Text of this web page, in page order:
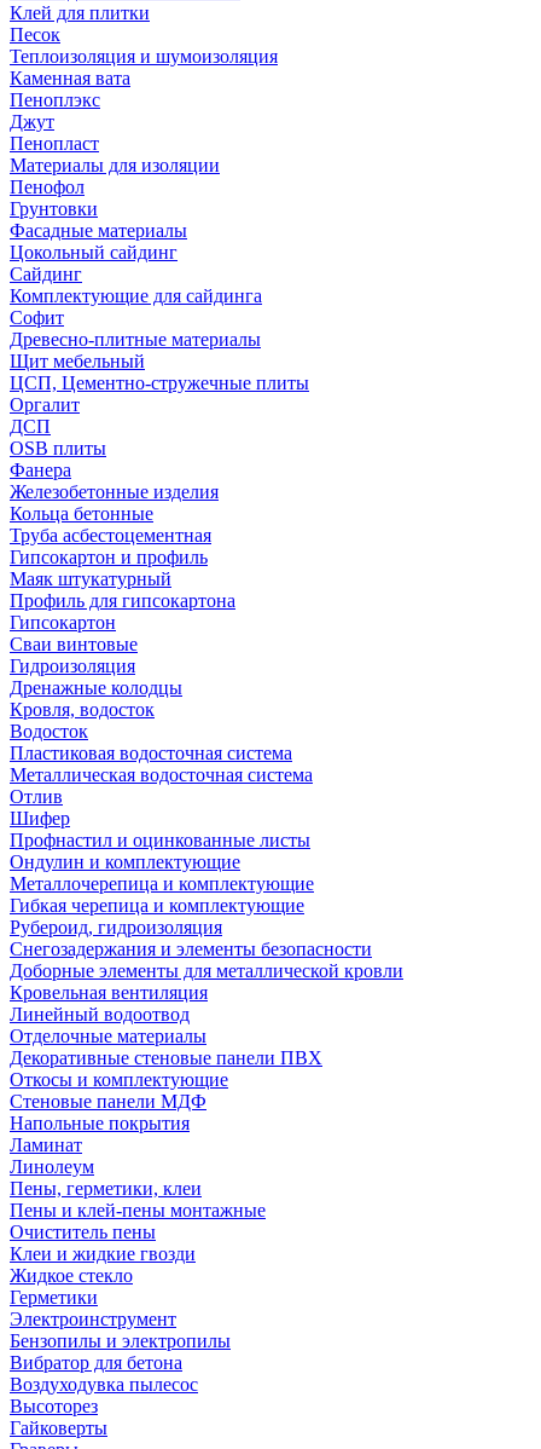
Клей для плитки
Песок
Теплоизоляция и шумоизоляция
Каменная вата
Пеноплэкс
Джут
Пенопласт
Материалы для изоляции
Пенофол
Грунтовки
Фасадные материалы
Цокольный сайдинг
Сайдинг
Комплектующие для сайдинга
Софит
Древесно-плитные материалы
Щит мебельный
ЦСП, Цементно-стружечные плиты
Оргалит
ДСП
OSB плиты
Фанера
Железобетонные изделия
Кольца бетонные
Труба асбестоцементная
Гипсокартон и профиль
Маяк штукатурный
Профиль для гипсокартона
Гипсокартон
Сваи винтовые
Гидроизоляция
Дренажные колодцы
Кровля, водосток
Водосток
Пластиковая водосточная система
Металлическая водосточная система
Отлив
Шифер
Профнастил и оцинкованные листы
Ондулин и комплектующие
Металлочерепица и комплектующие
Гибкая черепица и комплектующие
Рубероид, гидроизоляция
Снегозадержания и элементы безопасности
Доборные элементы для металлической кровли
Кровельная вентиляция
Линейный водоотвод
Отделочные материалы
Декоративные стеновые панели ПВХ
Откосы и комплектующие
Стеновые панели МДФ
Напольные покрытия
Ламинат
Линолеум
Пены, герметики, клеи
Пены и клей-пены монтажные
Очиститель пены
Клеи и жидкие гвозди
Жидкое стекло
Герметики
Электроинструмент
Бензопилы и электропилы
Вибратор для бетона
Воздуходувка пылесос
Высоторез
Гайковерты